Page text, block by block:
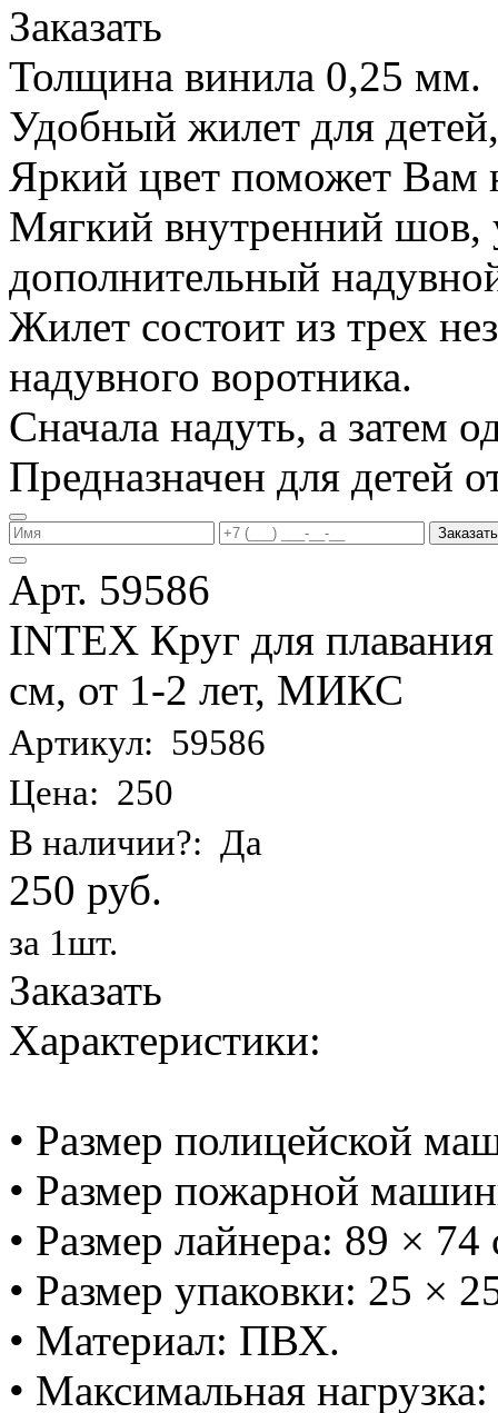
Заказать
Толщина винила 0,25 мм.
Удобный жилет для
Яркий цвет поможет Вам
Мягкий внутренний шов,
дополнительный
Жилет состоит из трех
надувного воротника.
Сначала надуть, а затем
Предназначен для детей
Заказать
Арт. 59586
INTEX Круг для
см, от 1-2 лет, МИКС
Артикул: 59586
Цена: 250
В наличии?: Да
250 руб.
за 1шт.
Заказать
Характеристики:
• Размер полицейской
• Размер пожарной
• Размер лайнера: 89 × 74
• Размер упаковки: 25 ×
• Материал: ПВХ.
• Максимальная нагрузка: